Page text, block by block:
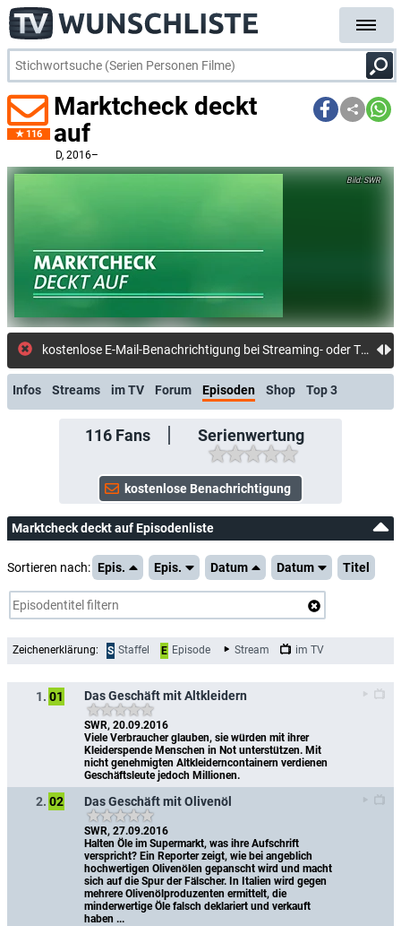
116
Marktcheck deckt
auf
D, 2016–
SWR
kosten
Infos Streams im TV Forum Episoden Shop Top 3
116Fans Serienwertung
Marktcheck deckt auf Episodenliste
Sortieren nach: Epis. Epis. Datum Datum Titel
Zeichenerklärung: S Staffel E Episode Stream im TV
1. 01 Das Geschäft mit Altkleidern
SWR, 20.09.2016
Viele Verbraucher glauben, sie würden mit ihrer
Kleiderspende Menschen in Not unterstützen. Mit
nicht genehmigten Altkleiderncontainern verdienen
Geschäftsleute jedoch Millionen.
2. 02 Das Geschäft mit Olivenöl
SWR, 27.09.2016
Halten Öle im Supermarkt, was ihre Aufschrift
verspricht? Ein Reporter zeigt, wie bei angeblich
hochwertigen Olivenölen gepanscht wird und macht
sich auf die Spur der Fälscher. In Italien wird gegen
mehrere Olivenölproduzenten ermittelt, die
minderwertige Öle falsch deklariert und verkauft
haben ...